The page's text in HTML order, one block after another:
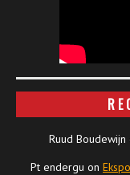
Ruud Boudewijn
Pt endergu on